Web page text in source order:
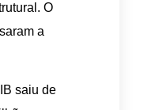
O
a
saiu de